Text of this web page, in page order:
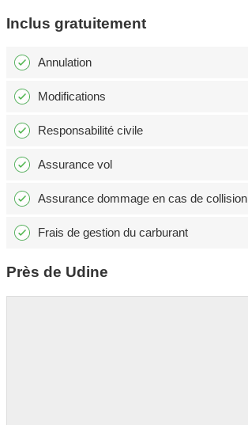
Inclus gratuitement
Annulation
Modifications
Responsabilité civile
Assurance vol
Assurance dommage en cas de collision
Frais de gestion du carburant
Près de Udine